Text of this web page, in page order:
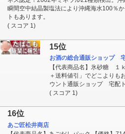
瞬間空中結晶製塩法により沖縄海水100％
トもあります。
( スコア 1)
15位
お酒の総合通販ショップ
【代表商品名】氷砂糖 １
＋送料値引」でどこよりも
ウント通販ショップ 宅配
( スコア 1)
16位
あご匠松井商店